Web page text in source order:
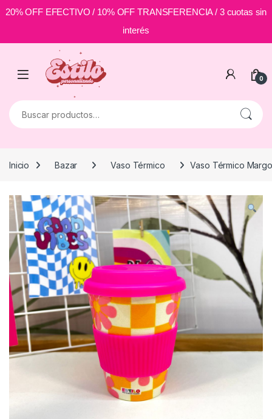
20% OFF EFECTIVO / 10% OFF TRANSFERENCIA / 3 cuotas sin
interés
Skip to navigation
0
Buscar por:
Inicio Bazar Vaso Térmico Vaso Térmico Margo